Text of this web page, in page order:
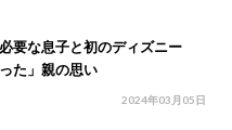
要な息子と初のディズニー
た」親の思い
2024年03月05日